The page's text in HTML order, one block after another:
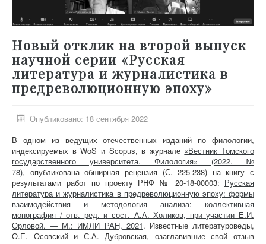
Новый отклик на второй выпуск
научной серии «Русская
литература и журналистика в
предреволюционную эпоху»
Опубликовано: 18 сентября 2022
В одном из ведущих отечественных изданий по филологии,
индексируемых в WoS и Scopus, в журнале «Вестник Томского
государственного университета. Филология» (2022. №
78), опубликована обширная рецензия (С. 225-238) на книгу с
результатами работ по проекту РНФ № 20-18-00003: Русская
литература и журналистика в предреволюционную эпоху: формы
взаимодействия и методология анализа: коллективная
монография / отв. ред. и сост. А.А. Холиков, при участии Е.И.
Орловой. — М.: ИМЛИ РАН, 2021. Известные литературоведы,
О.Е. Осовский и С.А. Дубровская, озаглавившие свой отзыв